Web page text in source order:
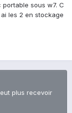
sous w7. C
les 2 en stockage
plus recevoir